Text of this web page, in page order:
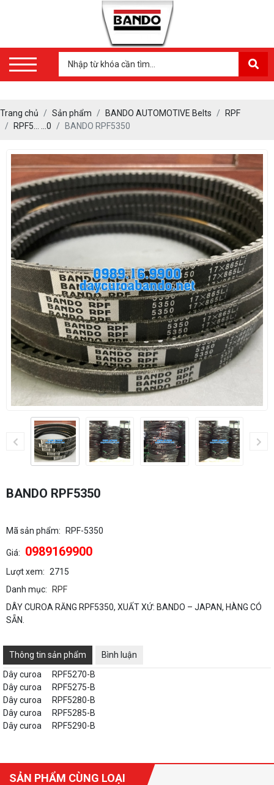
Trang chủ Sản phẩm BANDO AUTOMOTIVE Belts
RPF
RPF5… …0
BANDO RPF5350
BANDO RPF5350
Mã sản phẩm: RPF-5350
Giá: 0989169900
Lượt xem: 2715
Danh mục:
RPF
DÂY CUROA RĂNG RPF5350, XUẤT XỨ: BANDO – JAPAN, HÀNG CÓ
SẴN.
Thông tin sản phẩm
Bình luận
Dây curoa
RPF5270-B
Dây curoa
RPF5275-B
Dây curoa
RPF5280-B
Dây curoa
RPF5285-B
Dây curoa
RPF5290-B
SẢN PHẨM CÙNG LOẠI